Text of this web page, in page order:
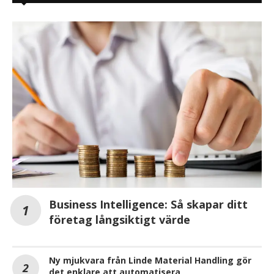
Business Intelligence: Så skapar ditt
företag långsiktigt värde
Ny mjukvara från Linde Material Handling gör